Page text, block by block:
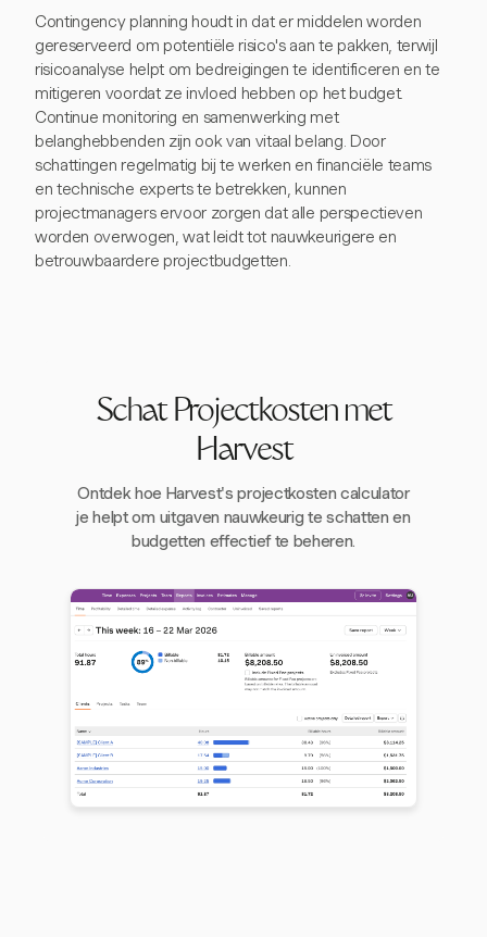
Contingency planning houdt in dat er middelen worden
gereserveerd om potentiële risico's aan te pakken, terwijl
risicoanalyse helpt om bedreigingen te identificeren en te
mitigeren voordat ze invloed hebben op het budget.
Continue monitoring en samenwerking met
belanghebbenden zijn ook van vitaal belang. Door
schattingen regelmatig bij te werken en financiële teams
en technische experts te betrekken, kunnen
projectmanagers ervoor zorgen dat alle perspectieven
worden overwogen, wat leidt tot nauwkeurigere en
betrouwbaardere projectbudgetten.
Schat Projectkosten met
Harvest
Ontdek hoe Harvest's projectkosten calculator
je helpt om uitgaven nauwkeurig te schatten en
budgetten effectief te beheren.